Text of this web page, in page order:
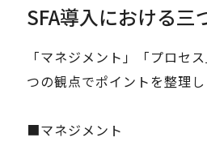
SFA導入における三
「マネジメント」「プロセ
つの観点でポイントを整理し
■マネジメント